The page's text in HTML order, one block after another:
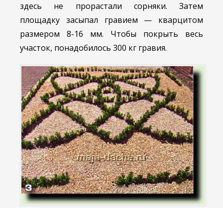
здесь не прорастали сорняки. Затем
площадку засыпал гравием — кварцитом
размером 8-16 мм. Чтобы покрыть весь
участок, понадобилось 300 кг гравия.